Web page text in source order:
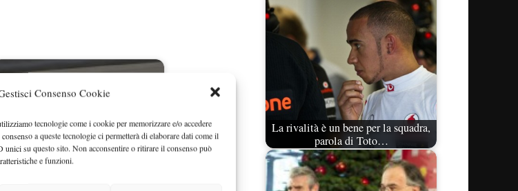
Consenso Cookie
tecnologie come i cookie per memorizzare e/o accedere
a queste tecnologie ci permetterà di elaborare dati come il
unici su questo sito. Non acconsentire o ritirare il consenso può
e funzioni.
La rivalità è un bene per la squadra,
parola di Toto…